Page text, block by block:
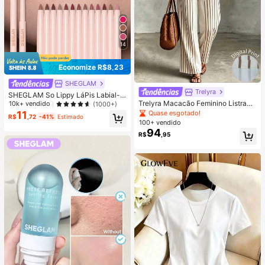
14
Economize R$8,23
SHEGLAM
SHEGLAM So Lippy LáPis Labial-N
eutral Lip Combo Marca De Beleza
CosméTicos Maquiagem Para Mulh
eres E Meninas
10k+ vendido (1000+)
R$11 ,72 -41% Estimado
Trelyra
Trelyra Macacão Feminino Listrado
Franzido Casual para Uso Diário
Quase esgotado!
100+ vendido
R$94,95